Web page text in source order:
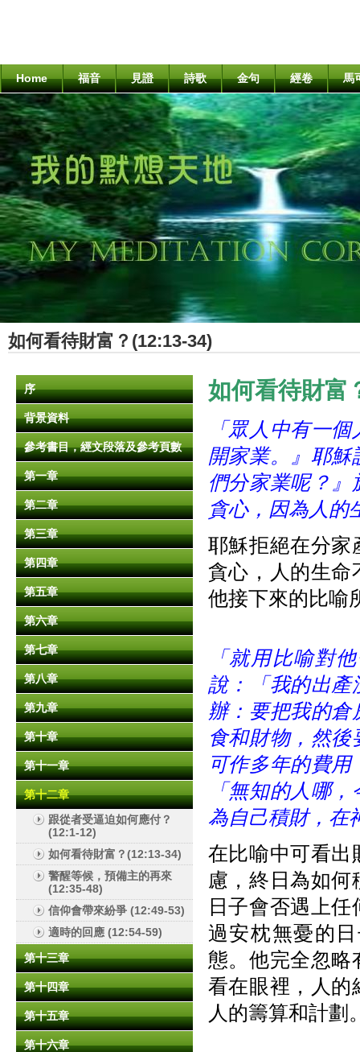
Home 福音 見證 詩歌 金句 經卷 馬
如何看待財富？(12:13-34)
序
背景資料
參考書目，經文段落及參考頁數
第一章
第二章
第三章
第四章
第五章
第六章
第七章
第八章
第九章
第十章
第十一章
第十二章
跟從者受逼迫如何應付？
(12:1-12)
如何看待財富？(12:13-34)
警醒等候，預備主的再來
(12:35-48)
信仰會帶來紛爭 (12:49-53)
適時的回應 (12:54-59)
第十三章
第十四章
第十五章
第十六章
如何看待財富
「眾人中有一
開家業。』耶
們分家業呢？
貪心，因為人的
耶穌拒絕在分家
貪心，人的生命
他接下來的比喻
「就用比喻對
說：「我的出產
辦：要把我的
食和財物，然
可作多年的費
「無知的人哪
為自己積財，在
在比喻中可看出
慮，終日為如
日子會否遇上
過安枕無憂的
態。他完全忽略
看在眼裡，人的
人的籌算和計劃